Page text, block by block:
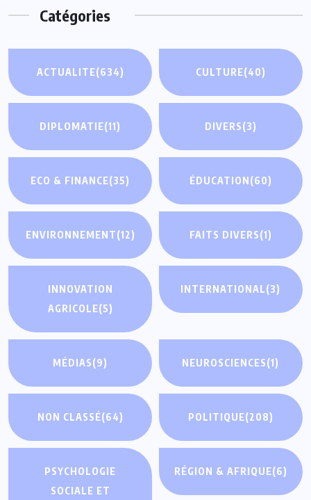
Catégories
ACTUALITE(634) CULTURE(40)
DIPLOMATIE(11) DIVERS(3)
ECO & FINANCE(35) ÉDUCATION(60)
ENVIRONNEMENT(12) FAITS DIVERS(1)
INNOVATION
AGRICOLE(5)
INTERNATIONAL(3)
MÉDIAS(9) NEUROSCIENCES(1)
NON CLASSÉ(64) POLITIQUE(208)
PSYCHOLOGIE
SOCIALE ET
RÉGION & AFRIQUE(6)